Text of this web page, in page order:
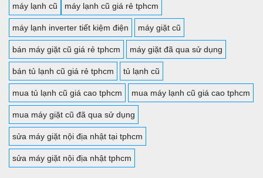
máy lạnh cũ máy lạnh cũ giá rẻ tphcm
máy lạnh inverter tiết kiệm điện máy giặt cũ
bán máy giặt cũ giá rẻ tphcm máy giặt đã qua sử dụng
bán tủ lạnh cũ giá rẻ tphcm tủ lạnh cũ
mua tủ lạnh cũ giá cao tphcm mua máy lạnh cũ giá cao tphcm
mua máy giặt cũ đã qua sử dụng
sửa máy giặt nội địa nhật tại tphcm
sửa máy giặt nội địa nhật tphcm